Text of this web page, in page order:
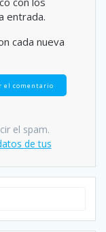
entrada.
cada nueva
el spam.
de tus